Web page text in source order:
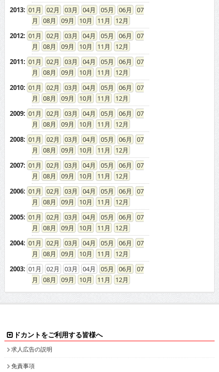
2013: 01 02 03 04 05 06
07
08
09 10 11
12
2012: 01 02 03 04 05 06
07
08
09 10 11
12
2011: 01 02 03 04 05 06
07
08
09 10 11
12
2010: 01 02 03 04 05 06
07
08
09 10 11
12
2009: 01 02 03 04 05 06
07
08
09 10 11
12
2008: 01 02 03 04 05 06
07
08
09 10 11
12
2007: 01 02 03 04 05 06
07
08
09 10 11
12
2006: 01 02 03 04 05 06
07
08
09 10 11
12
2005: 01 02 03 04 05 06
07
08
09 10 11
12
2004: 01 02 03 04 05 06
07
08
09 10 11
12
2003: 01 02 03 04 05 06
07
08
09 10 11 12
ドカントをご利用する皆様へ
求人広告の説明
免責事項